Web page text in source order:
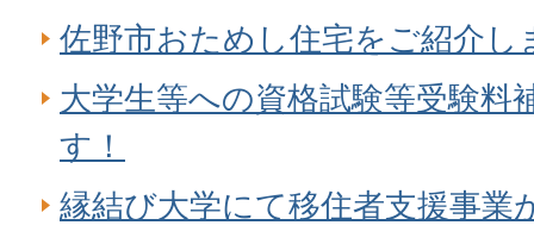
佐野市おためし住宅をご紹介し
大学生等への資格試験等受験料
す！
縁結び大学にて移住者支援事業